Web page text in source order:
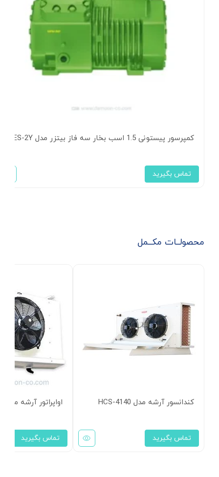
کمپرسور پیستونی 1.5 اسب بخار سه فاز بیتزر مدل 2GES-2Y
تماس بگیرید
محصولــات مکــمل
کندانسور آرشه مدل HCS-4140
تماس بگیرید
اواپراتور آرشه مدل HCE-311
تماس بگیرید